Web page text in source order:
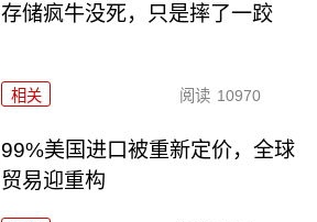
存储疯牛没死，只是摔了一跤
相关 阅读 10970
99%美国进口被重新定价，全球
贸易迎重构